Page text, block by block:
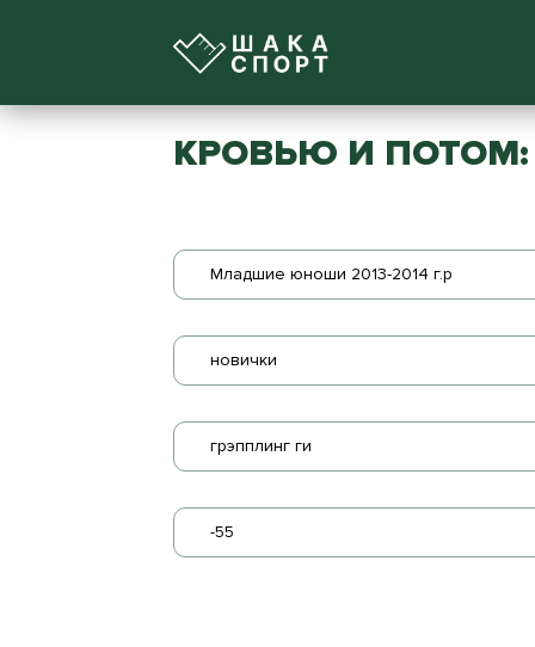
КРОВЬЮ И ПОТОМ:
Младшие юноши 2013-2014 г.р
новички
грэпплинг ги
-55